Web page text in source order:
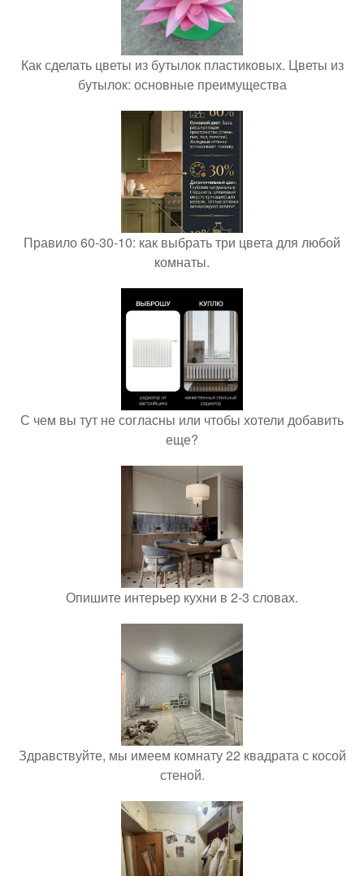
Как сделать цветы из бутылок пластиковых. Цветы из
бутылок: основные преимущества
Правило 60-30-10: как выбрать три цвета для любой
комнаты.
С чем вы тут не согласны или чтобы хотели добавить
еще?
Опишите интерьер кухни в 2-3 словах.
Здравствуйте, мы имеем комнату 22 квадрата с косой
стеной.